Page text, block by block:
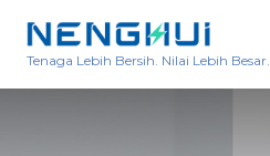
Tenaga Lebih Bersih. Nilai Lebih Besar.